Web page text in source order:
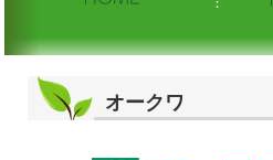
オークワ